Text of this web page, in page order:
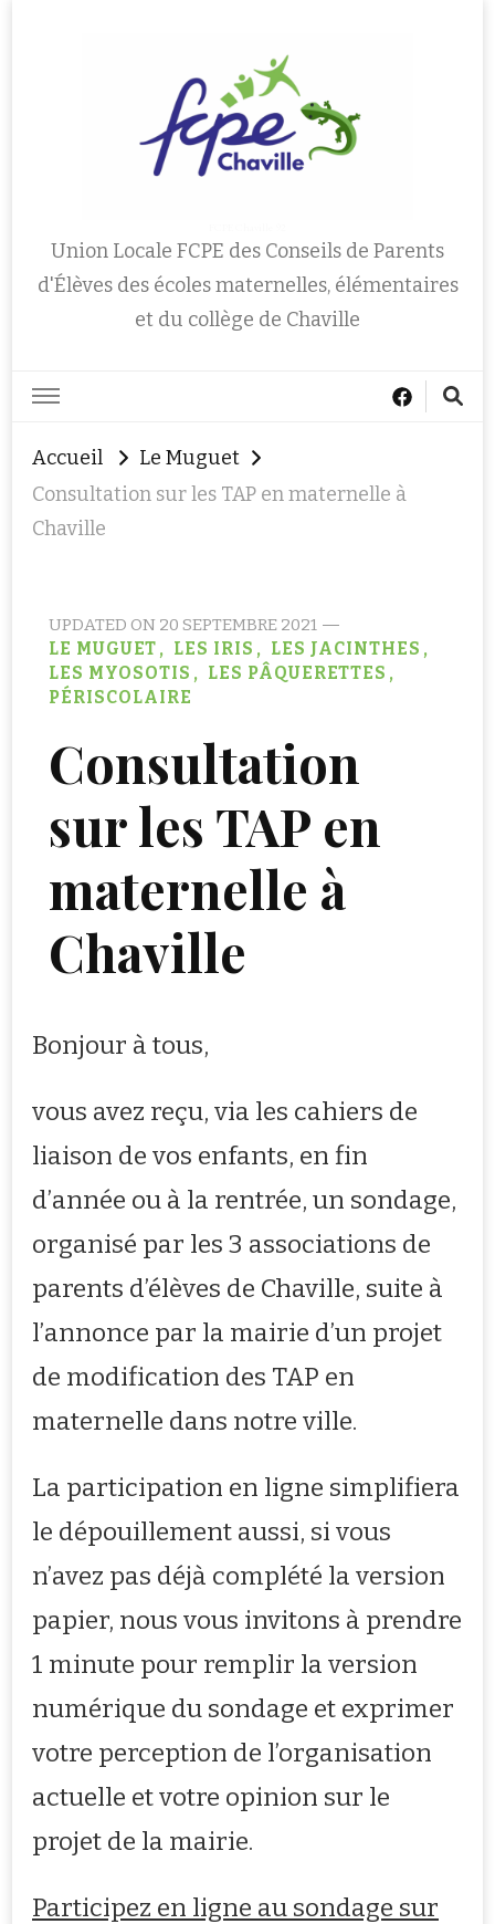
Union Locale FCPE des Conseils de Parents
d'Élèves des écoles maternelles, élémentaires
et du collège de Chaville
Accueil
Le Muguet
Consultation sur les TAP en maternelle à
Chaville
UPDATED ON 20 SEPTEMBRE 2021
LE MUGUET
LES IRIS
LES JACINTHES
LES MYOSOTIS
LES PÂQUERETTES
PÉRISCOLAIRE
Consultation
sur les TAP en
maternelle à
Chaville
Bonjour à tous,
vous avez reçu, via les cahiers de
liaison de vos enfants, en fin
d’année ou à la rentrée, un sondage,
organisé par les 3 associations de
parents d’élèves de Chaville, suite à
l’annonce par la mairie d’un projet
de modification des TAP en
maternelle dans notre ville.
La participation en ligne simplifiera
le dépouillement aussi, si vous
n’avez pas déjà complété la version
papier, nous vous invitons à prendre
1 minute pour remplir la version
numérique du sondage et exprimer
votre perception de l’organisation
actuelle et votre opinion sur le
projet de la mairie.
Participez en ligne au sondage sur